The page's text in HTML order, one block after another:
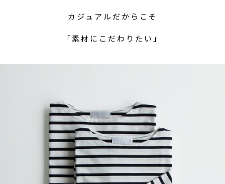
カジュアルだからこそ
「素材にこだわりたい」